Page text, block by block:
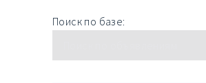
Поиск по базе: